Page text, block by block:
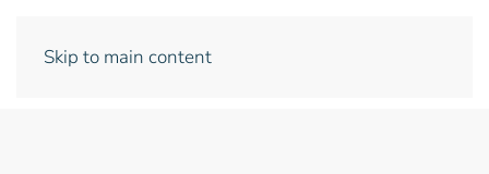
Skip to main content